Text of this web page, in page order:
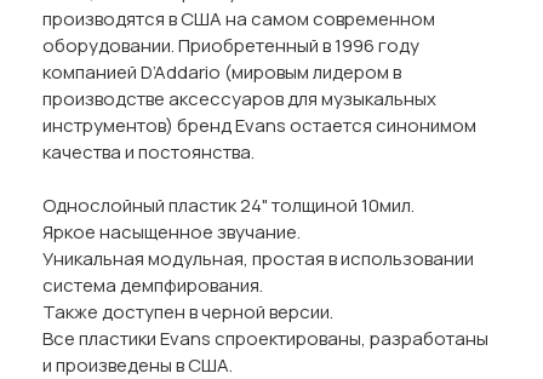
производятся в США на самом современном
оборудовании. Приобретенный в 1996 году
компанией D’Addario (мировым лидером в
производстве аксессуаров для музыкальных
инструментов) бренд Evans остается синонимом
качества и постоянства.
Однослойный пластик 24" толщиной 10мил.
Яркое насыщенное звучание.
Уникальная модульная, простая в использовании
система демпфирования.
Также доступен в черной версии.
Все пластики Evans спроектированы, разработаны
и произведены в США.